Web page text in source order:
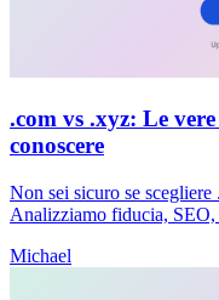
.com vs .xyz: Le
conoscere
Non sei sicuro se
Analizziamo fiducia, SEO,
Michael